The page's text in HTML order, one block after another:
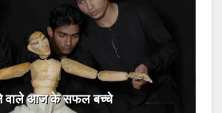
वाले आज के सफल बच्चे